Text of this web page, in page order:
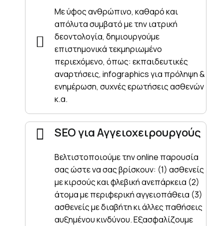
Με ύφος ανθρώπινο, καθαρό και
απόλυτα συμβατό με την ιατρική
δεοντολογία, δημιουργούμε
επιστημονικά τεκμηριωμένο
περιεχόμενο, όπως: εκπαιδευτικές
αναρτήσεις, infographics για πρόληψη &
ενημέρωση, συχνές ερωτήσεις ασθενών
κ.α.
SEO για Αγγειοχειρουργούς
Βελτιστοποιούμε την online παρουσία
σας ώστε να σας βρίσκουν: (1) ασθενείς
με κιρσούς και φλεβική ανεπάρκεια (2)
άτομα με περιφερική αγγειοπάθεια (3)
ασθενείς με διαβήτη κι άλλες παθήσεις
αυξημένου κινδύνου. Εξασφαλίζουμε